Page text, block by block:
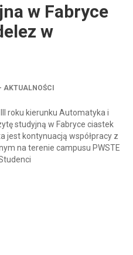
w Fabryce
w
AKTUALNOŚCI
roku kierunku Automatyka i
studyjną w Fabryce ciastek
jest kontynuacją współpracy z
na terenie campusu PWSTE